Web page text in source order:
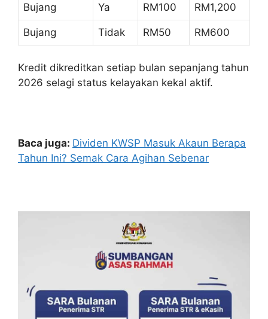
Bujang Ya RM100 RM1,200
Bujang Tidak RM50 RM600
Kredit dikreditkan setiap bulan sepanjang tahun
2026 selagi status kelayakan kekal aktif.
Baca juga: Dividen KWSP Masuk Akaun Berapa
Tahun Ini? Semak Cara Agihan Sebenar